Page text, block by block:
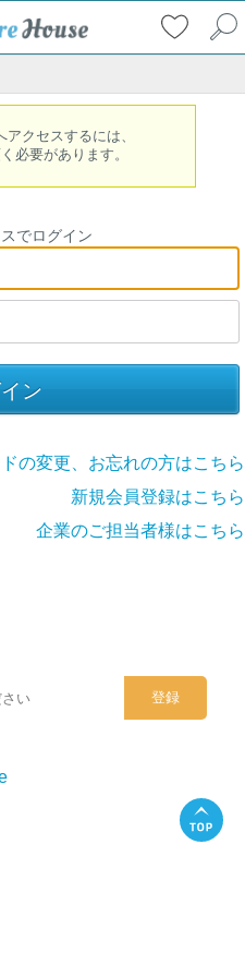
クセスするには、
必要があります。
でログイン
の変更、お忘れの方はこちら
新規会員登録はこちら
企業のご担当者様はこちら